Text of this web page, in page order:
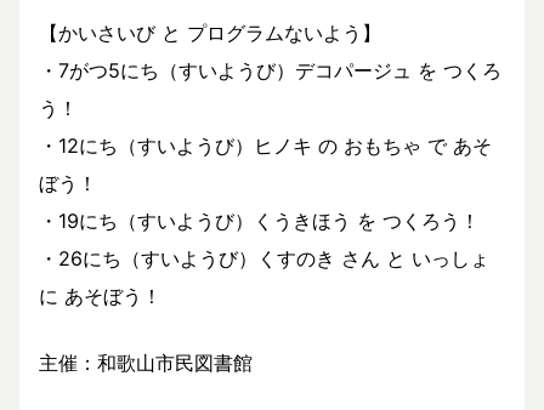
【かいさいび と プログラムないよう】
・7がつ5にち（すいようび）デコパージュ を つくろ
う！
・12にち（すいようび）ヒノキ の おもちゃ で あそ
ぼう！
・19にち（すいようび）くうきほう を つくろう！
・26にち（すいようび）くすのき さん と いっしょ
に あそぼう！
主催：和歌山市民図書館